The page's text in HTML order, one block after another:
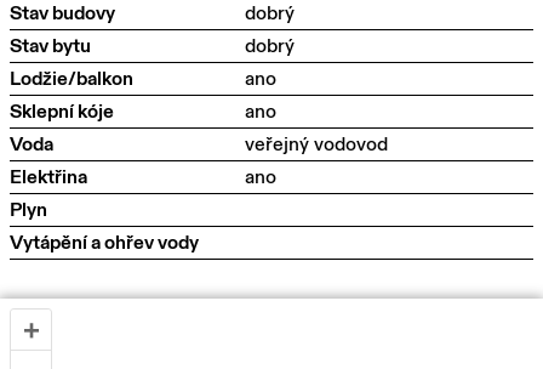
Stav budovy
dobrý
Stav bytu
dobrý
Lodžie/balkon
ano
Sklepní kóje
ano
Voda
veřejný vodovod
Elektřina
ano
Plyn
Vytápění a ohřev vody
+